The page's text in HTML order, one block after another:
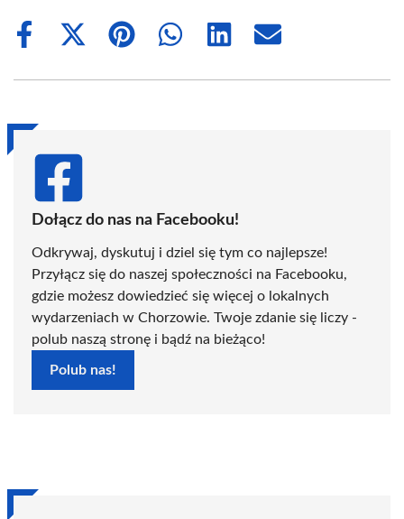
Share
Share
(Twitter)
Share
Share
Share
Share
Dołącz do nas na Facebooku!
Odkrywaj, dyskutuj i dziel się tym co najlepsze!
Przyłącz się do naszej społeczności na Facebooku,
gdzie możesz dowiedzieć się więcej o lokalnych
wydarzeniach w Chorzowie. Twoje zdanie się liczy -
polub naszą stronę i bądź na bieżąco!
Polub nas!